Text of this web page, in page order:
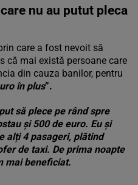
nu au putut pleca
care a fost nevoit să
că mai există persoane care
din cauza banilor, pentru
în plus”.
să plece pe rând spre
și 500 de euro. Eu și
alți 4 pasageri, plătind
de taxi. De prima noapte
mai beneficiat.